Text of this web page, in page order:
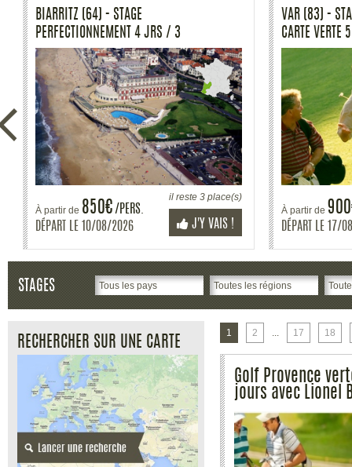
GOLF PROVENCE VERTE (83) -
STAGE SPÉCIAL CARTE VERTE 3
JOURS AVEC UN ENSEIGNANT
CERTIFIÉ MRP
À partir de 500€/PERS.
DÉPART LE 21/08/2026
il reste 0 place(s)
J'Y VAIS !
GOLF
STAGE 2 JRS
MÉTHODE
À partir de
DÉPART LE 21/
STAGES
RECHERCHER SUR UNE CARTE
1 2 ... 17 18
Golf Provence
jours avec Lionel